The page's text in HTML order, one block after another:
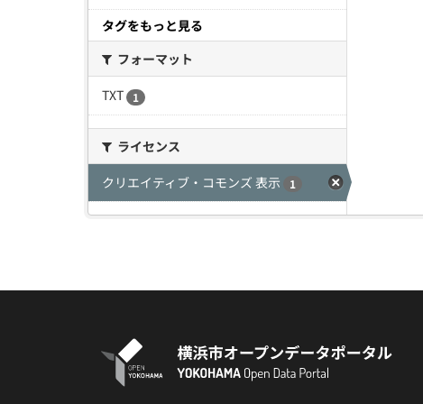
タグをもっと見る
フォーマット
TXT
1
ライセンス
クリエイティブ・コモンズ 表示
1